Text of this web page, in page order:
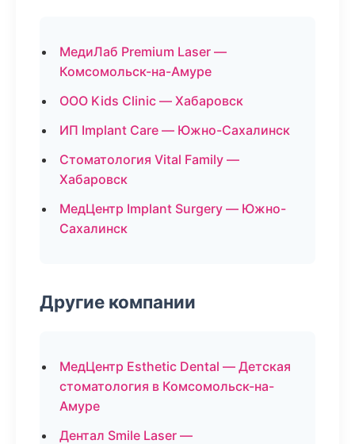
МедиЛаб Premium Laser —
Комсомольск-на-Амуре
ООО Kids Clinic — Хабаровск
ИП Implant Care — Южно-Сахалинск
Стоматология Vital Family —
Хабаровск
МедЦентр Implant Surgery — Южно-
Сахалинск
Другие компании
МедЦентр Esthetic Dental — Детская
стоматология в Комсомольск-на-
Амуре
Дентал Smile Laser —